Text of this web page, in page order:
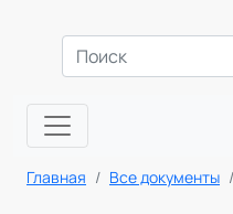
Главная Все документы